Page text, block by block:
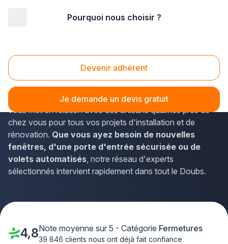
Pourquoi nous choisir ?
Devenir adhérent
Je demande un devis gratuit
Fermetures Pontarlier (25300)
Vous recherchez un professionnel pour vostravaux de
fermetures à Pontarlier? La solution Plus que pro
vous met en relation avec des artisans qualifiés près de
chez vous pour tous vos projets d'installation et de
rénovation. Que vous ayez besoin de nouvelles
fenêtres, d'une porte d'entrée sécurisée ou de
volets automatisés, notre réseau d'experts
sélectionnés intervient rapidement dans tout le Doubs.
4,8Note moyenne sur 5 - Catégorie Fermetures
39 846 clients nous ont déjà fait confiance